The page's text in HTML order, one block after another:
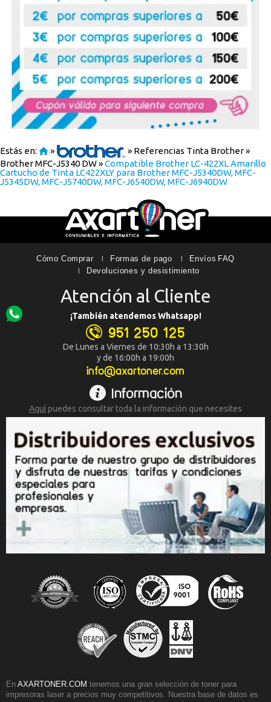
Estás en: » » Referencias Tinta Brother»
Brother MFC-J5340 DW»Compatible Brother LC-422XL Amarillo
Cartucho de Tinta LC422XLY para Brother MFC-J5340DW, MFC-
J5345DW, MFC-J5740DW, MFC-J6540DW, MFC-J6940DW
Cómo Comprar Formas de pago Envíos FAQ
Devoluciones y desistimiento
Atención al Cliente
¡También atendemos Whatsapp!
951 250 125
De Lunes a Viernes de 10:30h a 13:30h
y de 16:00h a 19:00h
info@axartoner.com
Información
Aquípuedes consultar toda la información que necesites
En AXARTONER.COM tenemos una gran selección de toner para
impresoras laser a precios muy competitivos. Nuestra base de datos es